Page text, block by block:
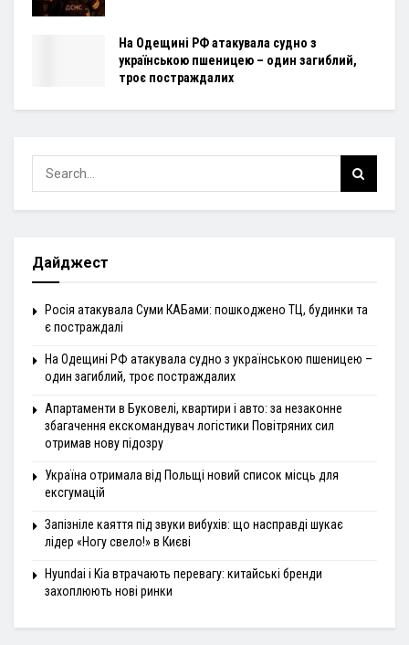
На Одещині РФ атакувала судно з
українською пшеницею – один загиблий,
троє постраждалих
Дайджест
Росія атакувала Суми КАБами: пошкоджено ТЦ, будинки та
є постраждалі
На Одещині РФ атакувала судно з українською пшеницею –
один загиблий, троє постраждалих
Апартаменти в Буковелі, квартири і авто: за незаконне
збагачення екскомандувач логістики Повітряних сил
отримав нову підозру
Україна отримала від Польщі новий список місць для
ексгумацій
Запізніле каяття під звуки вибухів: що насправді шукає
лідер «Ногу свело!» в Києві
Hyundai і Kia втрачають перевагу: китайські бренди
захоплюють нові ринки